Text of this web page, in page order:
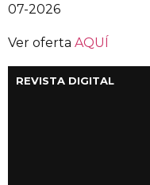
07-2026
Ver oferta AQUÍ
REVISTA DIGITAL